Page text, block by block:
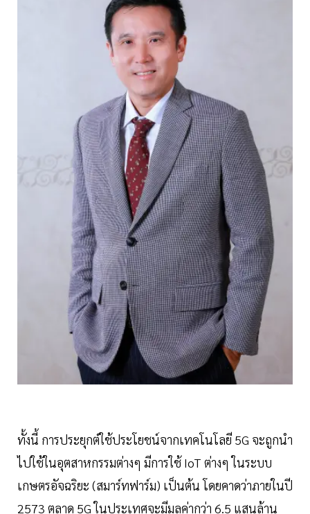
ทั้งนี้ การประยุกต์ใช้ประโยชน์จากเทคโนโลยี 5G จะถูกนำ
ไปใช้ในอุตสาหกรรมต่างๆ มีการใช้ IoT ต่างๆ ในระบบ
เกษตรอัจฉริยะ (สมาร์ทฟาร์ม) เป็นต้น โดยคาดว่าภายในปี
2573 ตลาด 5G ในประเทศจะมีมูลค่ากว่า 6.5 แสนล้าน